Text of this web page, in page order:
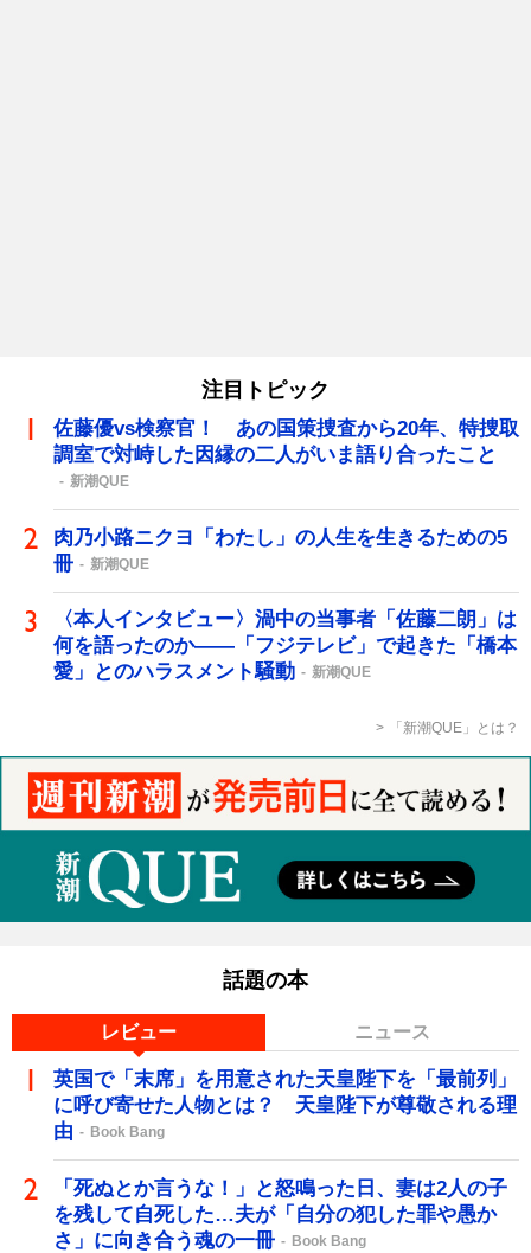
注目トピック
佐藤優vs検察官！ あの国策捜査から20年、特捜取
調室で対峙した因縁の二人がいま語り合ったこと
新潮QUE
肉乃小路ニクヨ「わたし」の人生を生きるための5
冊
新潮QUE
〈本人インタビュー〉渦中の当事者「佐藤二朗」は
何を語ったのか――「フジテレビ」で起きた「橋本
愛」とのハラスメント騒動
新潮QUE
「新潮QUE」とは？
話題の本
レビュー ニュース
英国で「末席」を用意された天皇陛下を「最前列」
に呼び寄せた人物とは？ 天皇陛下が尊敬される理
由
Book Bang
「死ぬとか言うな！」と怒鳴った日、妻は2人の子
を残して自死した…夫が「自分の犯した罪や愚か
さ」に向き合う魂の一冊
Book Bang